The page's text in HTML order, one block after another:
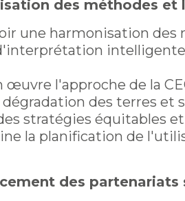
des méthodes
une harmonisation des
œuvre l'approche de la
dégradation des terres et
stratégies équitables
la planification de
des partenariats